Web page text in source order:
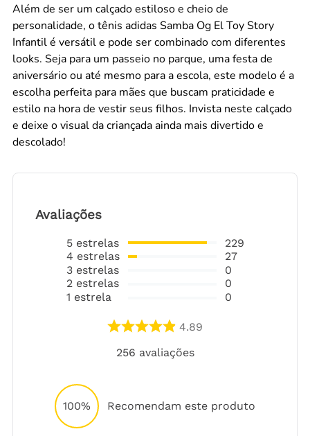
Além de ser um calçado estiloso e cheio de
personalidade, o tênis adidas Samba Og El Toy Story
Infantil é versátil e pode ser combinado com diferentes
looks. Seja para um passeio no parque, uma festa de
aniversário ou até mesmo para a escola, este modelo é a
escolha perfeita para mães que buscam praticidade e
estilo na hora de vestir seus filhos. Invista neste calçado
e deixe o visual da criançada ainda mais divertido e
descolado!
Avaliações
5 estrelas
4 estrelas
3 estrelas
2 estrelas
1 estrela
229
27
0
0
0
4.89
256 avaliações
100% Recomendam este produto